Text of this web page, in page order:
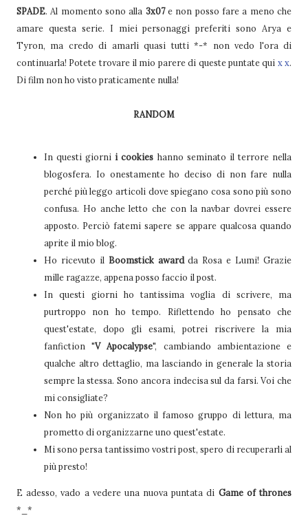
SPADE. Al momento sono alla 3x07e non posso fare a meno che
amare questa serie. I miei personaggi preferiti sono Arya e
Tyron, ma credo di amarli quasi tutti *-* non vedo l'ora di
continuarla! Potete trovare il mio parere di queste puntate qui x x.
Di film non ho visto praticamente nulla!
RANDOM
In questi giorni i cookies hanno seminato il terrore nella
blogosfera. Io onestamente ho deciso di non fare nulla
perché più leggo articoli dove spiegano cosa sono più sono
confusa. Ho anche letto che con la navbar dovrei essere
apposto. Perciò fatemi sapere se appare qualcosa quando
aprite il mio blog.
Ho ricevuto il Boomstick awardda Rosa e Lumi! Grazie
mille ragazze, appena posso faccio il post.
In questi giorni ho tantissima voglia di scrivere, ma
purtroppo non ho tempo. Riflettendo ho pensato che
quest'estate, dopo gli esami, potrei riscrivere la mia
fanfiction "V Apocalypse", cambiando ambientazione e
qualche altro dettaglio, ma lasciando in generale la storia
sempre la stessa. Sono ancora indecisa sul da farsi. Voi che
mi consigliate?
Non ho più organizzato il famoso gruppo di lettura, ma
prometto di organizzarne uno quest'estate.
Mi sono persa tantissimo vostri post, spero di recuperarli al
più presto!
E adesso, vado a vedere una nuova puntata di Game of thrones
*_*